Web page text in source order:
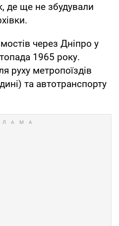
де ще не збудували
через Дніпро у
1965 року.
руху метропоїздів
та автотранспорту